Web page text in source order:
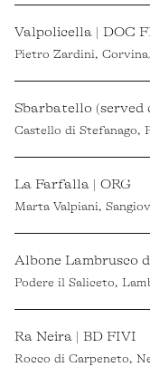
Valpolicella | DOC
Pietro Zardini,
Sbarbatello (served
Castello di Stefanago,
La Farfalla | ORG
Marta Valpiani,
Albone Lambrusco
Podere il Saliceto,
Ra Neira | BD FIVI
Rocco di Carpeneto,